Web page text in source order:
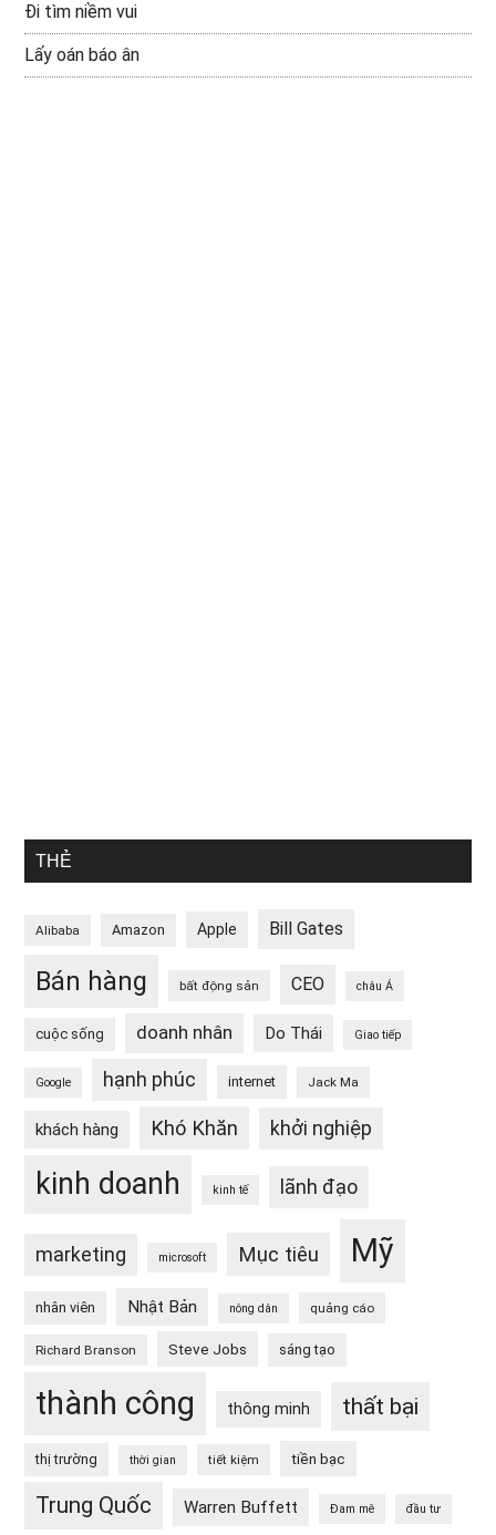
Đi tìm niềm vui
Lấy oán báo ân
THẺ
Alibaba Amazon Apple Bill Gates
Bán hàng bất động sản CEO châu Á
cuộc sống doanh nhân Do Thái Giao tiếp
Google hạnh phúc internet Jack Ma
khách hàng Khó Khăn khởi nghiệp
kinh doanh kinh tế lãnh đạo
marketing microsoft Mục tiêu Mỹ
nhân viên Nhật Bản nông dân quảng cáo
Richard Branson Steve Jobs sáng tạo
thành công thông minh thất bại
thị trường thời gian tiết kiệm tiền bạc
Trung Quốc Warren Buffett Đam mê đầu tư